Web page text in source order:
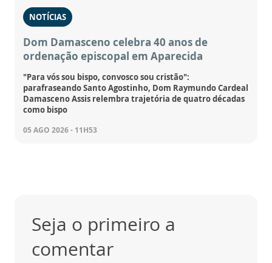
NOTÍCIAS
Dom Damasceno celebra 40 anos de
ordenação episcopal em Aparecida
"Para vós sou bispo, convosco sou cristão":
parafraseando Santo Agostinho, Dom Raymundo Cardeal
Damasceno Assis relembra trajetória de quatro décadas
como bispo
05 AGO 2026 - 11H53
Seja o primeiro a
comentar